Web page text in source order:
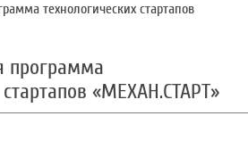
технологических стартапов
программа
«МЕХАН.СТАРТ»